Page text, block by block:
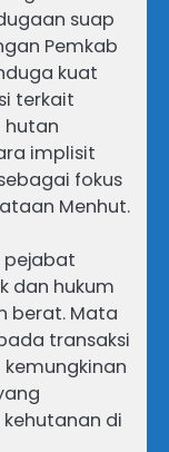
suap
Pemkab
kuat
terkait
hutan
implisit
fokus
Menhut.
pejabat
dan hukum
berat. Mata
transaksi
di